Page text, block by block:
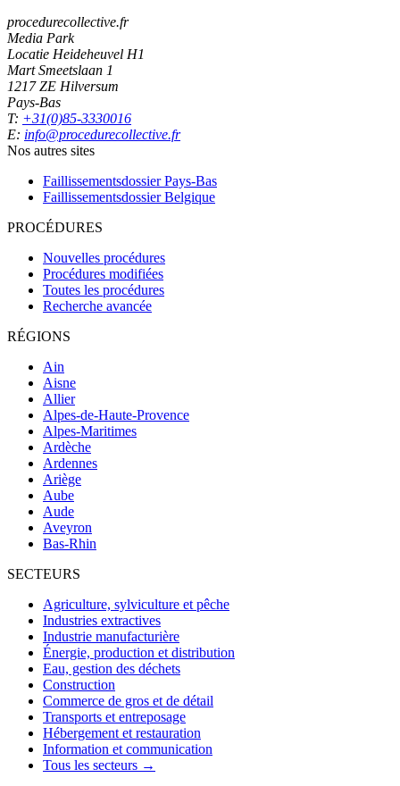
procedurecollective.fr
Media Park
Locatie Heideheuvel H1
Mart Smeetslaan 1
1217 ZE Hilversum
Pays-Bas
T: +31(0)85-3330016
E: info@procedurecollective.fr
Nos autres sites
Faillissementsdossier Pays-Bas
Faillissementsdossier Belgique
PROCÉDURES
Nouvelles procédures
Procédures modifiées
Toutes les procédures
Recherche avancée
RÉGIONS
Ain
Aisne
Allier
Alpes-de-Haute-Provence
Alpes-Maritimes
Ardèche
Ardennes
Ariège
Aube
Aude
Aveyron
Bas-Rhin
SECTEURS
Agriculture, sylviculture et pêche
Industries extractives
Industrie manufacturière
Énergie, production et distribution
Eau, gestion des déchets
Construction
Commerce de gros et de détail
Transports et entreposage
Hébergement et restauration
Information et communication
Tous les secteurs →